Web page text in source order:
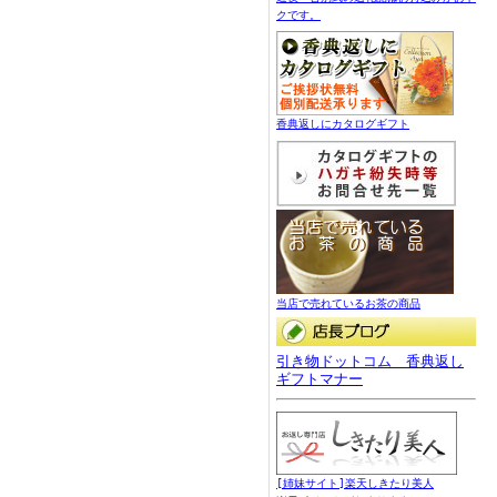
クです。
香典返しにカタログギフト
当店で売れているお茶の商品
引き物ドットコム 香典返し
ギフトマナー
[姉妹サイト]楽天しきたり美人